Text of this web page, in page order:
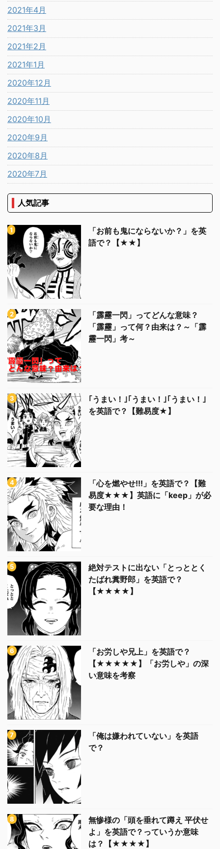
2021年4月
2021年3月
2021年2月
2021年1月
2020年12月
2020年11月
2020年10月
2020年9月
2020年8月
2020年7月
人気記事
「お前も鬼にならないか？」を英
語で？【★★】
「霹靂一閃」ってどんな意味？
「霹靂」って何？由来は？～「霹
靂一閃」考～
｢うまい！｣｢うまい！｣｢うまい！｣
を英語で？【難易度★】
「心を燃やせ!!!」を英語で？【難
易度★★★】英語に「keep」が必
要な理由！
絶対テストに出ない「とっととく
たばれ糞野郎」を英語で？
【★★★★】
「お労しや兄上」を英語で？
【★★★★★】「お労しや」の深
い意味を考察
「俺は嫌われていない」を英語
で？
無惨様の「頭を垂れて蹲え 平伏せ
よ」を英語で？っていうか意味
は？【★★★★】